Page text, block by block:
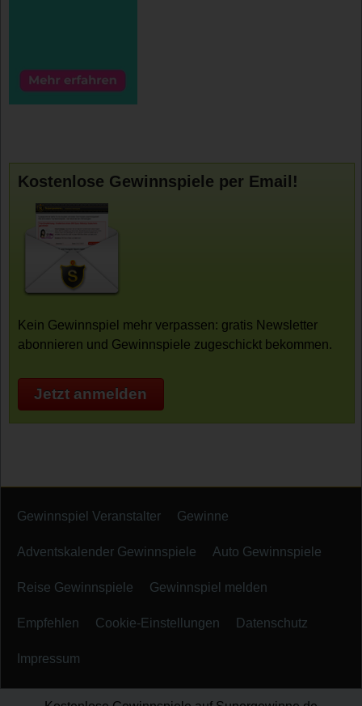
Kostenlose Gewinnspiele per Email!
Kein Gewinnspiel mehr verpassen: gratis Newsletter
abonnieren und Gewinnspiele zugeschickt bekommen.
Jetzt anmelden
Gewinnspiel Veranstalter Gewinne
Adventskalender Gewinnspiele Auto Gewinnspiele
Reise Gewinnspiele Gewinnspiel melden
Empfehlen Cookie-Einstellungen Datenschutz
Impressum